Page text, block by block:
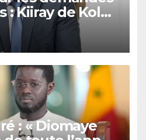
: Kiiray de Kolda
à
Dianté
: « Diomaye